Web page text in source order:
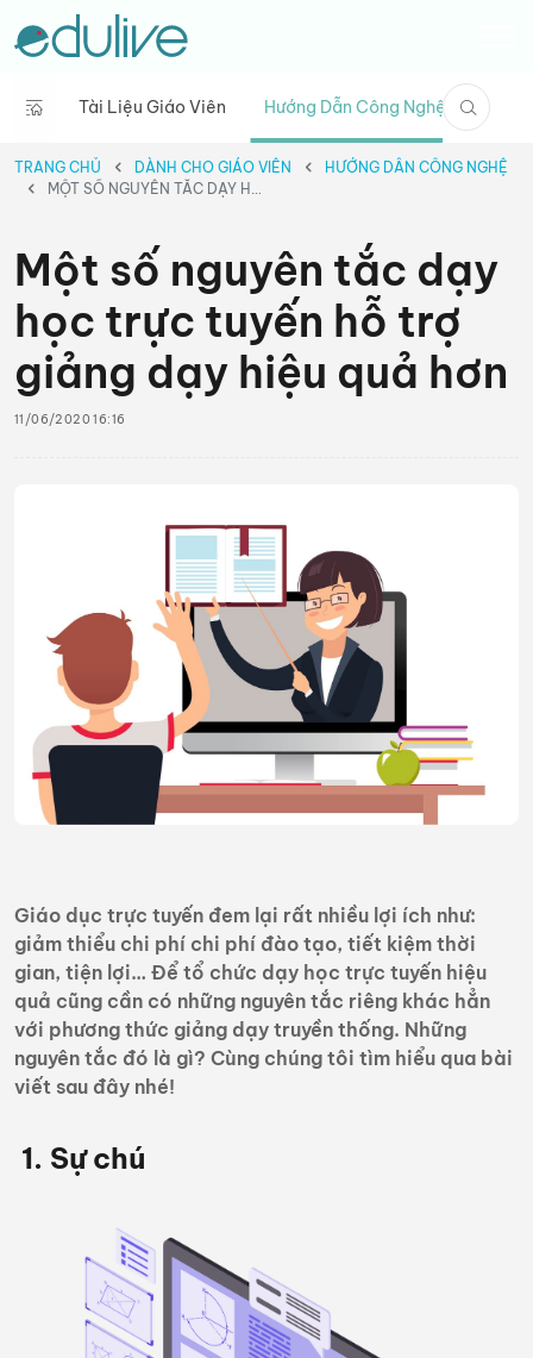
Tài Liệu Giáo Viên Hướng Dẫn Công Nghệ Câu
TRANG CHỦ DÀNH CHO GIÁO VIÊN
HƯỚNG DẪN CÔNG NGHỆ
MỘT SỐ NGUYÊN TẮC DẠY HỌC TRỰC TUYẾN HỖ TRỢ GIẢNG DẠY HIỆU QUẢ HƠN
Một số nguyên tắc dạy
học trực tuyến hỗ trợ
giảng dạy hiệu quả hơn
11/06/2020 16:16
Giáo dục trực tuyến đem lại rất nhiều lợi ích như:
giảm thiểu chi phí chi phí đào tạo, tiết kiệm thời
gian, tiện lợi… Để tổ chức dạy học trực tuyến hiệu
quả cũng cần có những nguyên tắc riêng khác hẳn
với phương thức giảng dạy truyền thống. Những
nguyên tắc đó là gì? Cùng chúng tôi tìm hiểu qua bài
viết sau đây nhé!
1. Sự chú